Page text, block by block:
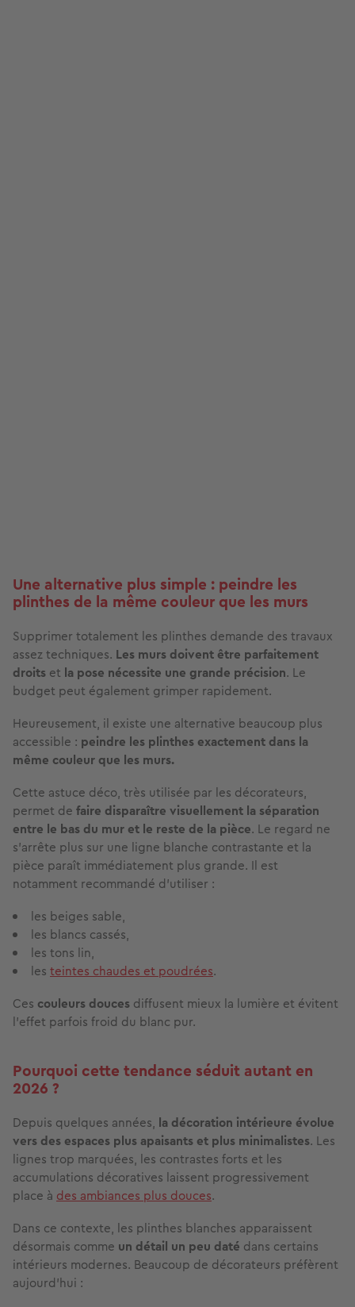
Une alternative plus simple : peindre les
plinthes de la même couleur que les murs
Supprimer totalement les plinthes demande des travaux
assez techniques. Les murs doivent être parfaitement
droits et la pose nécessite une grande précision. Le
budget peut également grimper rapidement.
Heureusement, il existe une alternative beaucoup plus
accessible : peindre les plinthes exactement dans la
même couleur que les murs.
Cette astuce déco, très utilisée par les décorateurs,
permet de faire disparaître visuellement la séparation
entre le bas du mur et le reste de la pièce. Le regard ne
s’arrête plus sur une ligne blanche contrastante et la
pièce paraît immédiatement plus grande. Il est
notamment recommandé d'utiliser :
les beiges sable,
les blancs cassés,
les tons lin,
les teintes chaudes et poudrées.
Ces couleurs douces diffusent mieux la lumière et évitent
l’effet parfois froid du blanc pur.
Pourquoi cette tendance séduit autant en
2026 ?
Depuis quelques années, la décoration intérieure évolue
vers des espaces plus apaisants et plus minimalistes. Les
lignes trop marquées, les contrastes forts et les
accumulations décoratives laissent progressivement
place à des ambiances plus douces.
Dans ce contexte, les plinthes blanches apparaissent
désormais comme un détail un peu daté dans certains
intérieurs modernes. Beaucoup de décorateurs préfèrent
aujourd’hui :